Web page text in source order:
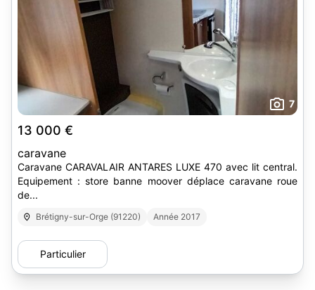
7
13 000 €
caravane
Caravane CARAVALAIR ANTARES LUXE 470 avec lit central.
Equipement : store banne moover déplace caravane roue
de...
Brétigny-sur-Orge (91220) Année 2017
Particulier